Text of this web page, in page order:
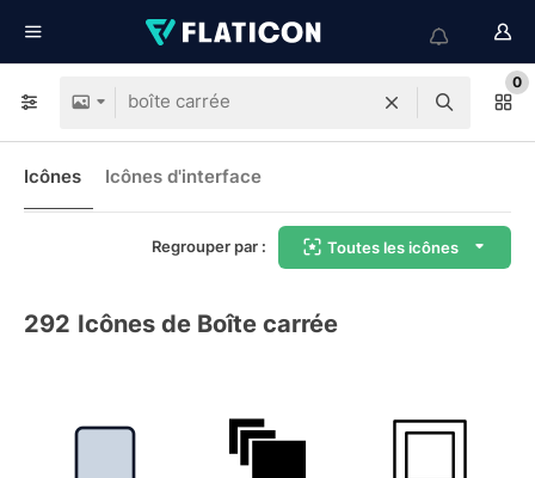
0
Icônes Icônes d'interface
Regrouper par : Toutes les icônes
292 Icônes de Boîte carrée